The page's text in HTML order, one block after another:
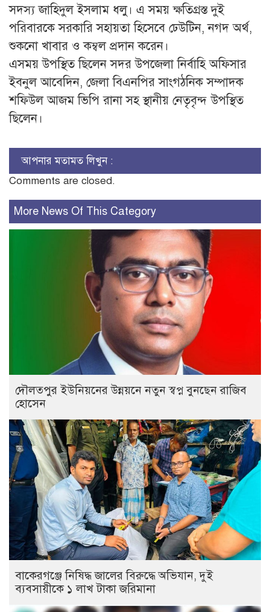
সদস্য জাহিদুল ইসলাম ধলু। এ সময় ক্ষতিগ্রস্ত দুই
পরিবারকে সরকারি সহায়তা হিসেবে ঢেউটিন, নগদ অর্থ,
শুকনো খাবার ও কম্বল প্রদান করেন।
এসময় উপস্থিত ছিলেন সদর উপজেলা নির্বাহি অফিসার
ইবনুল আবেদিন, জেলা বিএনপির সাংগঠনিক সম্পাদক
শফিউল আজম ভিপি রানা সহ স্থানীয় নেতৃবৃন্দ উপস্থিত
ছিলেন।
আপনার মতামত লিখুন :
Comments are closed.
More News Of This Category
দৌলতপুর ইউনিয়নের উন্নয়নে নতুন স্বপ্ন বুনছেন রাজিব
হোসেন
বাকেরগঞ্জে নিষিদ্ধ জালের বিরুদ্ধে অভিযান, দুই
ব্যবসায়ীকে ১ লাখ টাকা জরিমানা